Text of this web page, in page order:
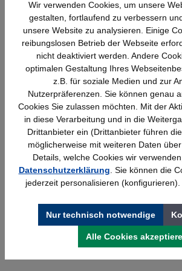
Kerkmann Prospekt- u.
Schrank, 12xA4, 1 Schiebetür,
970x420x1910mm, 90kg
1.095,99 €*
Wir verwenden Cookies, um unsere
gestalten, fortlaufend zu verbessern
unsere Website zu analysieren. Einige
reibungslosen Betrieb der Webseite
nicht deaktiviert werden. Andere
optimalen Gestaltung Ihres
z.B. für soziale Medien und zur
Nutzerpräferenzen. Sie können genau
Cookies Sie zulassen möchten. Mit der
in diese Verarbeitung und in die
Drittanbieter ein (Drittanbieter führen
möglicherweise mit weiteren Daten
Details, welche Cookies wir
Datenschutzerklärung . Sie können die
jederzeit personalisieren (konfigurieren).
Nur technisch notwendige
Alle Cookies